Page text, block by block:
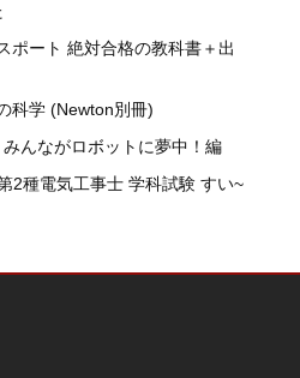
ポート 絶対合格の教科書＋出
学 (Newton別冊)
んながロボットに夢中！編
2種電気工事士 学科試験 すい~